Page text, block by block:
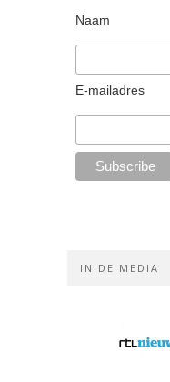
Naam
E-mailadres
IN DE MEDIA